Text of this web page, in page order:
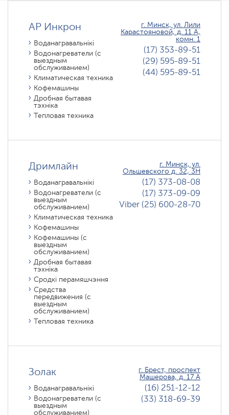
АР Инкрон
Воданагравальнікі
Водонагреватели (с
выездным
обслуживанием)
Климатическая техника
Кофемашины
Дробная бытавая
тэхніка
Тепловая техника
г. Минск, ул. Лили
Карастояновой, д. 11 А,
комн. 1
(17) 353-89-51
(29) 595-89-51
(44) 595-89-51
Дримлайн
Воданагравальнікі
Водонагреватели (с
выездным
обслуживанием)
Климатическая техника
Кофемашины
Кофемашины (с
выездным
обслуживанием)
Дробная бытавая
тэхніка
Сродкі перамяшчэння
Средства
передвижения (с
выездным
обслуживанием)
Тепловая техника
г. Минск, ул.
Ольшевского д. 32, 3H
(17) 373-08-08
(17) 373-09-09
Viber (25) 600-28-70
Золак
Воданагравальнікі
Водонагреватели (с
выездным
обслуживанием)
г. Брест, проспект
Машерова, д. 17 А
(16) 251-12-12
(33) 318-69-39